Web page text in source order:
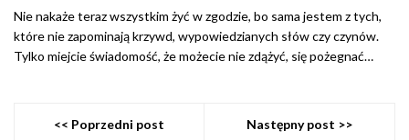
Nie nakaże teraz wszystkim żyć w zgodzie, bo sama jestem z tych,
które nie zapominają krzywd, wypowiedzianych słów czy czynów.
Tylko miejcie świadomość, że możecie nie zdążyć, się pożegnać…
<< Poprzedni post Następny post >>